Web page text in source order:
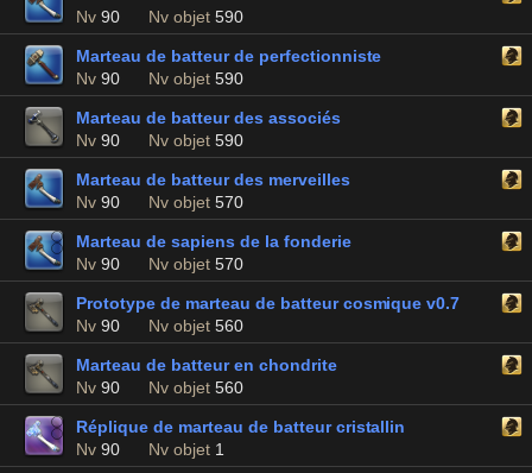
Nv 90 Nv objet 590
Marteau de batteur de perfectionniste
Nv 90 Nv objet 590
Marteau de batteur des associés
Nv 90 Nv objet 590
Marteau de batteur des merveilles
Nv 90 Nv objet 570
Marteau de sapiens de la fonderie
Nv 90 Nv objet 570
Prototype de marteau de batteur cosmique v0.7
Nv 90 Nv objet 560
Marteau de batteur en chondrite
Nv 90 Nv objet 560
Réplique de marteau de batteur cristallin
Nv 90 Nv objet 1